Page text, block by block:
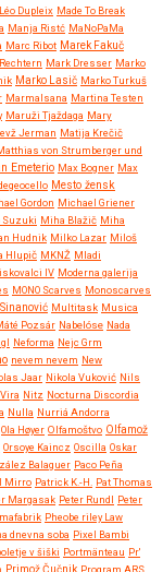
Léo Dupleix Made To Break
Manja Ristć MaNoPaMa
Marc Ribot Marek Fakuč
Mark Dresser Marko
Marko Lasič Marko Turkuš
Marmalsana Martina Testen
Maruži Tjaždaga Mary
Jerman Matija Krečič
von Strumberger und
Emeterio Max Bogner Max
Mesto žensk
Gordon Michael Griener
Suzuki Miha Blažič Miha
Hudnik Milko Lazar Miloš
Hlupič MKNŽ Mladi
IV Moderna galerija
MONO Scarves Monoscarves
Multitask Musica
Pozsár Nabelóse Nada
Neforma Nejc Grm
nevem nevem New
Jaar Nikola Vuković Nils
Nitz Nocturna Discordia
Nulla Nurriá Andorra
Ola Høyer Olfamoštvo Olfamož
Orsoye Kaincz Oscilla Oskar
Balaguer Paco Peña
Mirro Patrick K.-H.
Pat Thomas
Margasak Peter Rundl Peter
Pheobe riley Law
dnevna soba Pixel Bambi
v šiški Portmänteau Pr'
Primož Čučnik Program ARS